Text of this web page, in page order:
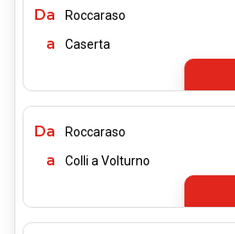
Da
a
Roccaraso
Caserta
Da
a
Roccaraso
Colli a Volturno